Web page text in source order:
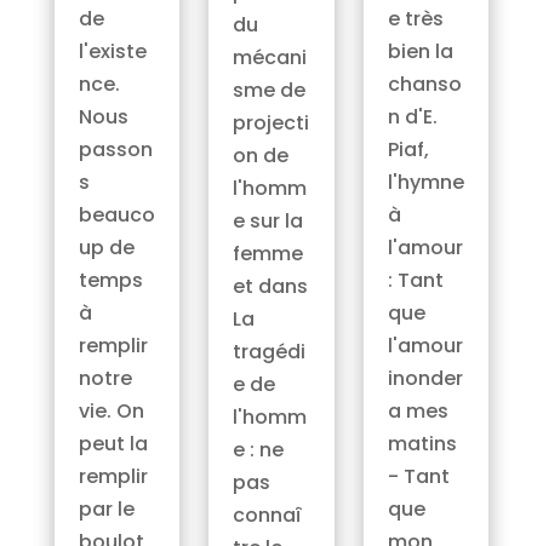
de
l'existe
nce.
Nous
passon
s
beauco
up de
temps
à
remplir
notre
vie. On
peut la
remplir
par le
du
mécani
sme de
projecti
on de
l'homm
e sur la
femme
et dans
La
tragédi
e de
l'homm
e : ne
pas
connaî
e très
bien la
chanso
n d'E.
Piaf,
l'hymne
à
l'amour
: Tant
que
l'amour
inonder
a mes
matins
- Tant
que